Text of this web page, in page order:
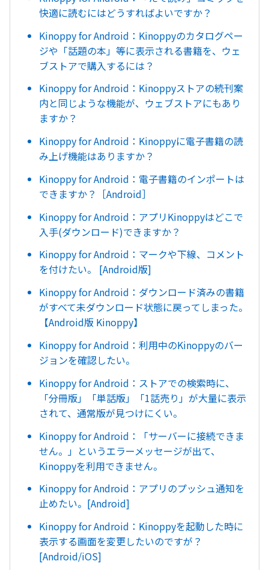
快適に読むにはどうすればよいですか？
Kinoppy for Android：Kinoppyのカタログペー
ジや「話題の本」等に表示される書籍を、ウェ
ブストアで購入するには？
Kinoppy for Android：Kinoppyストアの続刊案
内と同じような機能が、ウェブストアにもあり
ますか？
Kinoppy for Android：Kinoppyに電子書籍の読
み上げ機能はありますか？
Kinoppy for Android：電子書籍のインポートは
できますか？［Android］
Kinoppy for Android：アプリKinoppyはどこで
入手(ダウンロード)できますか？
Kinoppy for Android：マークや下線、コメント
を付けたい。 [Android版]
Kinoppy for Android：ダウンロード済みの書籍
がすべて未ダウンロード状態に戻ってしまった。
【Android版 Kinoppy】
Kinoppy for Android：利用中のKinoppyのバー
ジョンを確認したい。
Kinoppy for Android：ストアでの検索時に、
「分冊版」「単話版」「1話売り」が大量に表示
されて、通常版が見つけにくい。
Kinoppy for Android：「サーバーに接続できま
せん。」というエラーメッセージが出て、
Kinoppyを利用できません。
Kinoppy for Android：アプリのプッシュ通知を
止めたい。[Android]
Kinoppy for Android：Kinoppyを起動した時に
表示する画面を変更したいのですが？
[Android/iOS]